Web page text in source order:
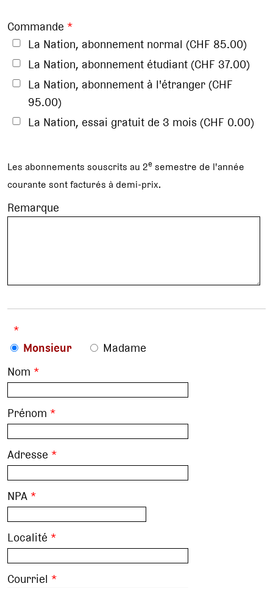
Commande *
La Nation, abonnement normal (CHF 85.00)
La Nation, abonnement étudiant (CHF 37.00)
La Nation, abonnement à l'étranger (CHF
95.00)
La Nation, essai gratuit de 3 mois (CHF 0.00)
Les abonnements souscrits au 2e semestre de l'année
courante sont facturés à demi-prix.
Remarque
*
Monsieur
Madame
Nom *
Prénom *
Adresse *
NPA *
Localité *
Courriel *